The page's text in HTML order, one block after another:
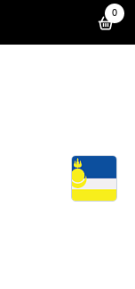
0